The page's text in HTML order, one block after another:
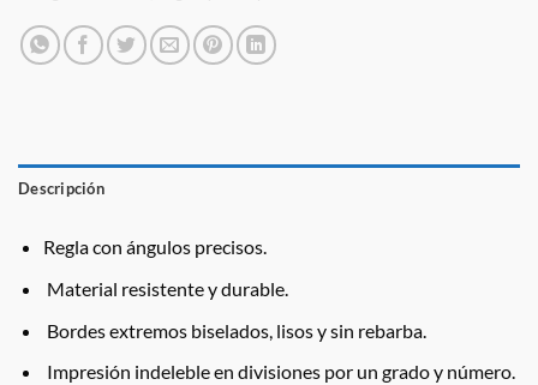
Descripción
Regla con ángulos precisos.
Material resistente y durable.
Bordes extremos biselados, lisos y sin rebarba.
Impresión indeleble en divisiones por un grado y número.